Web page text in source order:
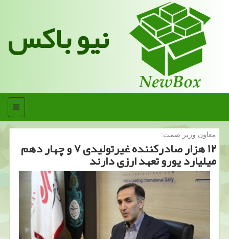
نیو باکس
منو
معاون وزیر صمت:
۱۲ هزار صادركننده غیرتولیدی ۷ و چهار دهم
میلیارد یورو تعهد ارزی دارند